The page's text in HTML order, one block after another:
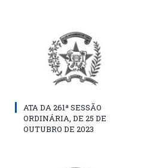
ATA DA 261ª SESSÃO
ORDINÁRIA, DE 25 DE
OUTUBRO DE 2023